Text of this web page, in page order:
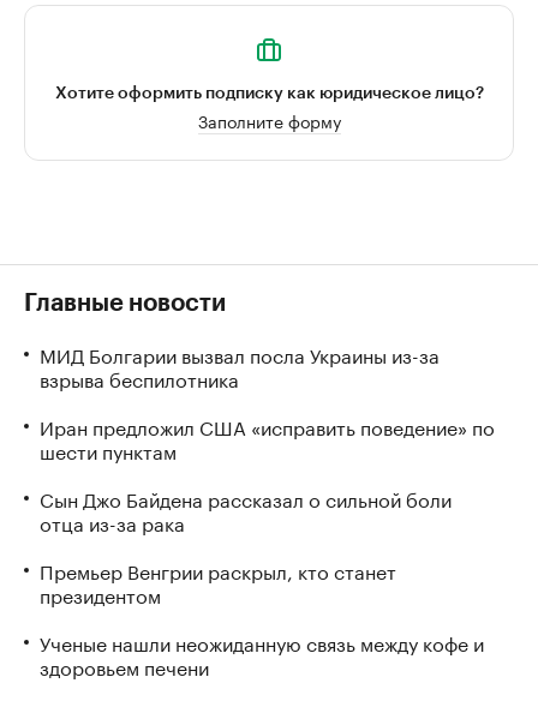
Хотите оформить подписку как юридическое лицо?
Заполните форму
Главные новости
МИД Болгарии вызвал посла Украины из-за
взрыва беспилотника
Иран предложил США «исправить поведение» по
шести пунктам
Сын Джо Байдена рассказал о сильной боли
отца из-за рака
Премьер Венгрии раскрыл, кто станет
президентом
Ученые нашли неожиданную связь между кофе и
здоровьем печени